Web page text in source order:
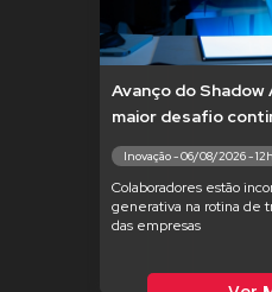
Avanço do Shadow
maior desafio
Inovação - 06/08/2026 -
Colaboradores estão
generativa na rotina de
das empresas